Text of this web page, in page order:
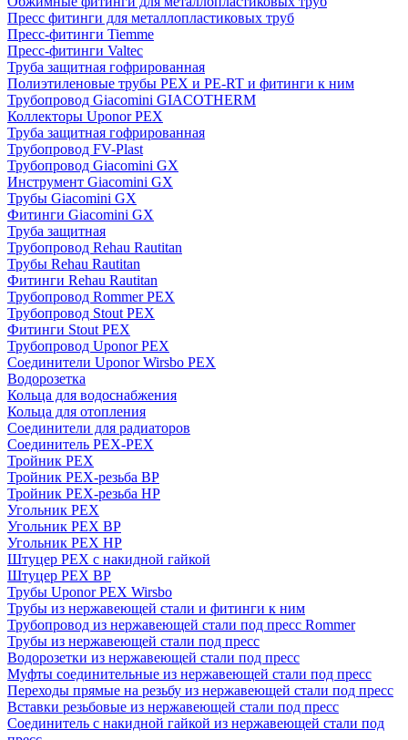
Пресс фитинги для металлопластиковых труб
Пресс-фитинги Tiemme
Пресс-фитинги Valtec
Труба защитная гофрированная
Полиэтиленовые трубы PEX и PE-RT и фитинги к ним
Трубопровод Giacomini GIACOTHERM
Коллекторы Uponor PEX
Труба защитная гофрированная
Трубопровод FV-Plast
Трубопровод Giacomini GX
Инструмент Giacomini GX
Трубы Giacomini GX
Фитинги Giacomini GX
Труба защитная
Трубопровод Rehau Rautitan
Трубы Rehau Rautitan
Фитинги Rehau Rautitan
Трубопровод Rommer PEX
Трубопровод Stout PEX
Фитинги Stout PEX
Трубопровод Uponor PEX
Соединители Uponor Wirsbo PEX
Водорозетка
Кольца для водоснабжения
Кольца для отопления
Соединители для радиаторов
Соединитель PEX-PEX
Тройник PEX
Тройник PEX-резьба ВР
Тройник PEX-резьба НР
Угольник PEX
Угольник PEX ВР
Угольник PEX НР
Штуцер PEX c накидной гайкой
Штуцер PEX ВР
Трубы Uponor PEX Wirsbo
Трубы из нержавеющей стали и фитинги к ним
Трубопровод из нержавеющей стали под пресс Rommer
Трубы из нержавеющей стали под пресс
Водорозетки из нержавеющей стали под пресс
Муфты соединительные из нержавеющей стали под пресс
Переходы прямые на резьбу из нержавеющей стали под пресс
Вставки резьбовые из нержавеющей стали под пресс
Соединитель с накидной гайкой из нержавеющей стали под